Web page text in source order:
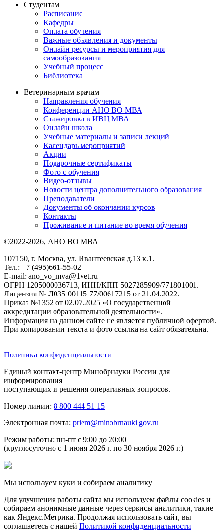
Студентам
Расписание
Кафедры
Оплата обучения
Важные объявления и документы
Онлайн ресурсы и мероприятия для
самообразования
Учебный процесс
Библиотека
Ветеринарным врачам
Направления обучения
Конференции АНО ВО МВА
Стажировка в ИВЦ МВА
Онлайн школа
Учебные материалы и записи лекций
Календарь мероприятий
Акции
Подарочные сертификаты
Фото с обучения
Видео-отзывы
Новости центра дополнительного образования
Преподаватели
Документы об окончании курсов
Контакты
Проживание и питание во время обучения
©2022-2026, АНО ВО МВА
107150, г. Москва, ул. Ивантеевская д.13 к.1.
Тел.: +7 (495)661-55-02
E-mail: ano_vo_mva@1vet.ru
ОГРН 1205000036713, ИНН/КПП 5027285909/771801001.
Лицензия № Л035-00115-77/00617215 от 21.04.2022.
Приказ №1352 от 02.07.2025 «О государственной
аккредитации образовательной деятельности».
Информация на данном сайте не является публичной офертой.
При копировании текста и фото ссылка на сайт обязательна.
Политика конфиденциальности
Единый контакт-центр Минобрнауки России для
информирования
поступающих и решения оперативных вопросов.
Номер линии: 8 800 444 51 15
Электронная почта: priem@minobrnauki.gov.ru
Режим работы: пн-пт с 9:00 до 20:00
(круглосуточно с 1 июня 2026 г. по 30 ноября 2026 г.)
Мы используем куки и собираем аналитику
Для улучшения работы сайта мы используем файлы cookies и
собираем анонимные данные через сервисы аналитики, такие
как Яндекс.Метрика. Продолжая использовать сайт, вы
соглашаетесь с нашей Политикой конфиденциальности